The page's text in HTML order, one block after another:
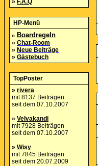
» F.A.Q
HP-Menü
» Boardregeln
» Chat-Room
» Neue Beiträge
» Gästebuch
TopPoster
» rivera
mit 8137 Beiträgen
seit dem 07.10.2007
» Velvakandi
mit 7928 Beiträgen
seit dem 07.10.2007
» Wisy
mit 7845 Beiträgen
seit dem 20.07.2009